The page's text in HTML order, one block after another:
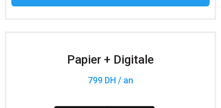
Papier + Digitale
799 DH / an